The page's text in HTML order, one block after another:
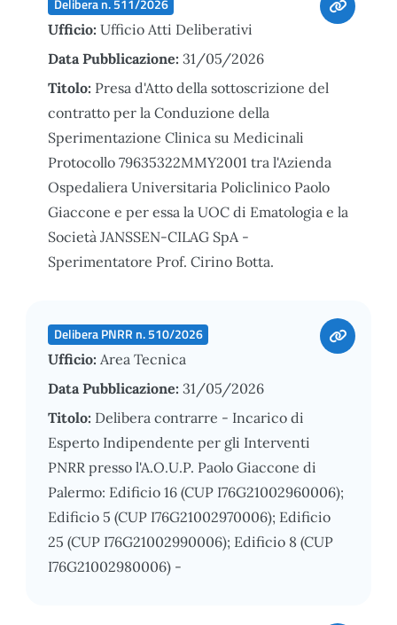
Delibera n. 511/2026
Ufficio: Ufficio Atti Deliberativi
Data Pubblicazione: 31/05/2026
Titolo: Presa d'Atto della sottoscrizione del
contratto per la Conduzione della
Sperimentazione Clinica su Medicinali
Protocollo 79635322MMY2001 tra l'Azienda
Ospedaliera Universitaria Policlinico Paolo
Giaccone e per essa la UOC di Ematologia e la
Società JANSSEN-CILAG SpA -
Sperimentatore Prof. Cirino Botta.
Delibera PNRR n. 510/2026
Ufficio: Area Tecnica
Data Pubblicazione: 31/05/2026
Titolo: Delibera contrarre - Incarico di
Esperto Indipendente per gli Interventi
PNRR presso l'A.O.U.P. Paolo Giaccone di
Palermo: Edificio 16 (CUP I76G21002960006);
Edificio 5 (CUP I76G21002970006); Edificio
25 (CUP I76G21002990006); Edificio 8 (CUP
I76G21002980006) -